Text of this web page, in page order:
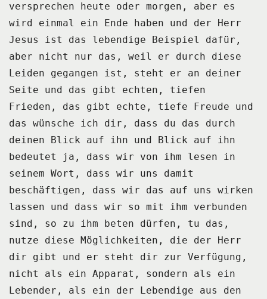
versprechen heute oder morgen, aber es
wird einmal ein Ende haben und der Herr
Jesus ist das lebendige Beispiel
dafür,
aber nicht nur das, weil er durch diese
Leiden gegangen ist, steht er an deiner
Seite und das gibt echten, tiefen
Frieden, das gibt echte, tiefe Freude und
das wünsche
ich dir, dass du das durch
deinen Blick auf ihn und Blick auf ihn
bedeutet ja, dass wir
von ihm lesen in
seinem Wort, dass wir uns damit
beschäftigen, dass wir das auf uns wirken
lassen und dass wir so mit ihm verbunden
sind, so zu ihm beten dürfen, tu das,
nutze diese
Möglichkeiten, die der Herr
dir gibt und er steht dir zur Verfügung,
nicht als ein Apparat, sondern als ein
Lebender, als ein der Lebendige aus den